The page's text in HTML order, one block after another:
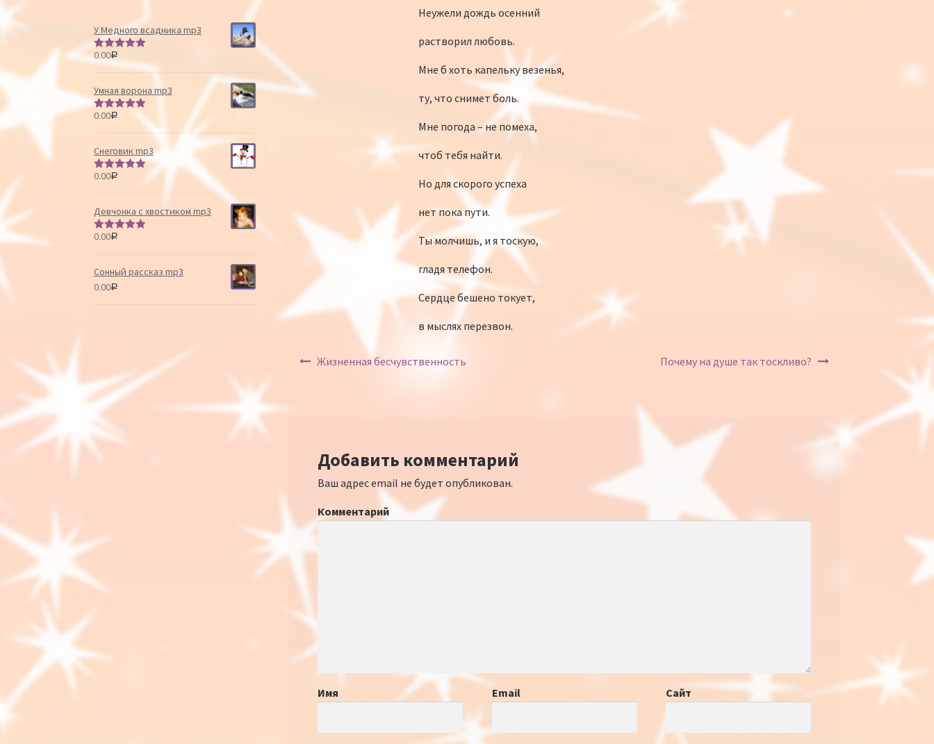
Неужели дождь осенний
растворил любовь.
Мне б хоть капельку везенья,
ту, что снимет боль.
Мне погода – не помеха,
чтоб тебя найти.
Но для скорого успеха
нет пока пути.
Ты молчишь, и я тоскую,
гладя телефон.
Сердце бешено токует,
в мыслях перезвон.
Жизненная бесчувственность Почему на душе так тоскливо?
Добавить комментарий
Ваш адрес email не будет опубликован.
Комментарий
Имя Email Сайт
У Медного всадника mp3
Оценка
из 5
0.00Р
Умная ворона mp3
Оценка
5.00
0.00Р
Снеговик mp3
Оценка
0.00Р
Девчонка с хвостиком mp3
Оценка
0.00Р
Сонный рассказ mp3
0.00Р